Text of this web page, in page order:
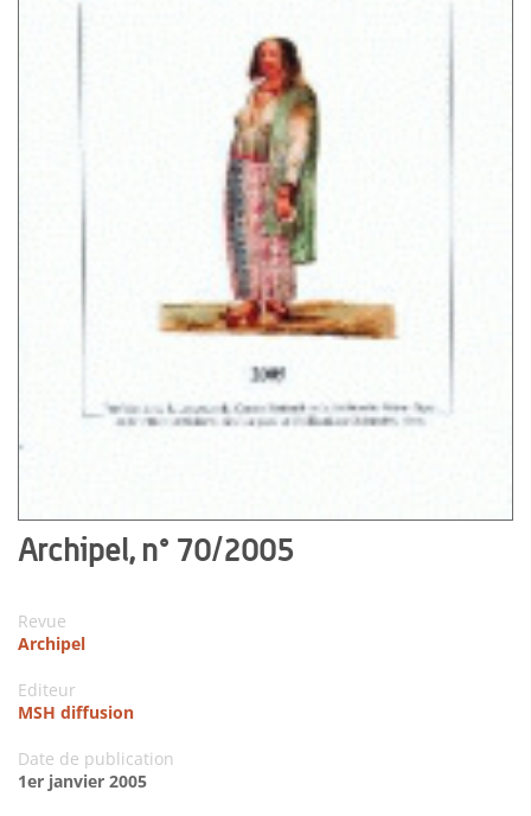
Archipel, n° 70/2005
Revue
Archipel
Editeur
MSH diffusion
Date de publication
1er janvier 2005